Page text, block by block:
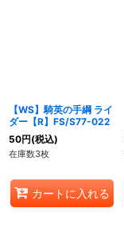
【WS】騎英の手綱 ライ
ダー【R】FS/S77-022
50円(税込)
在庫数3枚
カートに入れる